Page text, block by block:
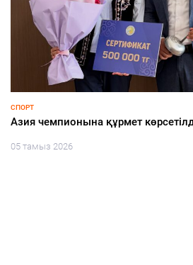
БЕЗ РУБРИКИ
Теректі ауданында «Адал еңбек –
экологиялық акция өтті
05 тамыз 2026